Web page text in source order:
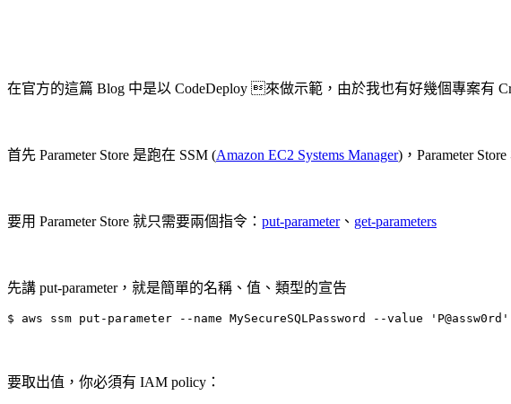
在官方的這篇 Blog 中是以 CodeDeploy 來做示範，由於我也有好幾個專案有
首先 Parameter Store 是跑在 SSM (Amazon EC2 Systems Manager)，Parameter
要用 Parameter Store 就只需要兩個指令： put-parameter、 get-parameters
先講 put-parameter，就是簡單的名稱、值、類型的宣告
$ aws ssm put-parameter --name MySecureSQLPassword --value
要取出值，你必須有 IAM policy：